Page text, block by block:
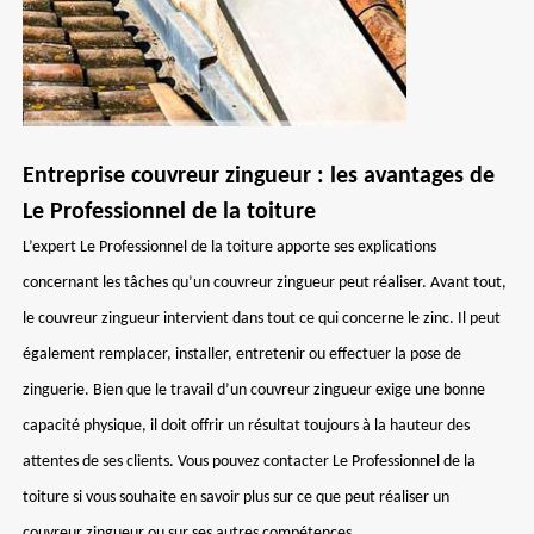
Entreprise couvreur zingueur : les avantages de
Le Professionnel de la toiture
L’expert Le Professionnel de la toiture apporte ses explications
concernant les tâches qu’un couvreur zingueur peut réaliser. Avant tout,
le couvreur zingueur intervient dans tout ce qui concerne le zinc. Il peut
également remplacer, installer, entretenir ou effectuer la pose de
zinguerie. Bien que le travail d’un couvreur zingueur exige une bonne
capacité physique, il doit offrir un résultat toujours à la hauteur des
attentes de ses clients. Vous pouvez contacter Le Professionnel de la
toiture si vous souhaite en savoir plus sur ce que peut réaliser un